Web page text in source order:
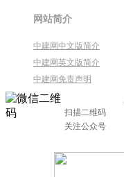
网站简介
中建网中文版简介
中建网英文版简介
中建网免责声明
扫描二维码
关注公众号